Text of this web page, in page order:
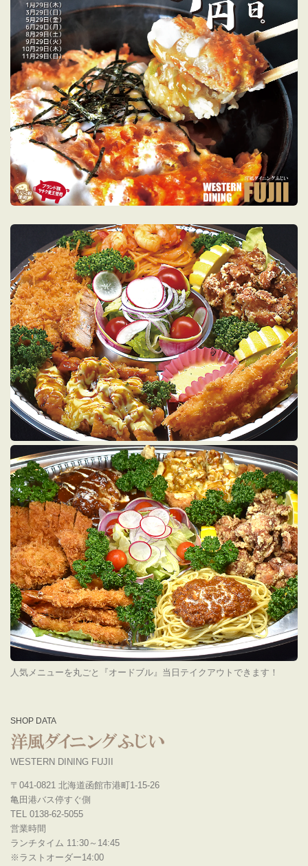
人気メニューを丸ごと『オードブル』当日テイクアウトできます！
SHOP DATA
WESTERN DINING FUJII
〒041-0821 北海道函館市港町1-15-26
亀田港バス停すぐ側
TEL 0138-62-5055
営業時間
ランチタイム 11:30～14:45
※ラストオーダー14:00